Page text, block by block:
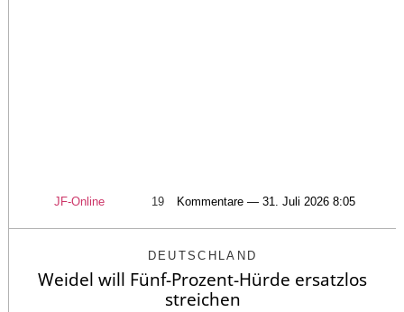
JF-Online 19 Kommentare — 31. Juli 2026 8:05
DEUTSCHLAND
Weidel will Fünf-Prozent-Hürde ersatzlos
streichen